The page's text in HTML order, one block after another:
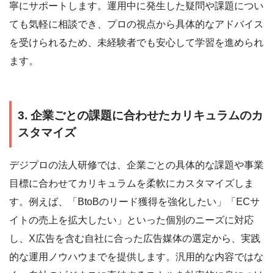
寧にサポートします。運用中に発生した疑問や課題につい
ても気軽に相談でき、プロの視点から具体的なアドバイス
を受けられるため、未経験者でも安心して学習を進められ
ます。
3. 企業ごとの課題に合わせたカリキュラムのカ
スタマイズ
デジプロの法人研修では、企業ごとの具体的な課題や事業
目標に合わせてカリキュラムを柔軟にカスタマイズしま
す。例えば、「BtoBのリード獲得を強化したい」「ECサ
イトの売上を拡大したい」といった個別のニーズに対応
し、X広告を含む自社に合った広告媒体の選定から、実践
的な運用ノウハウまでを提供します。汎用的な内容ではな